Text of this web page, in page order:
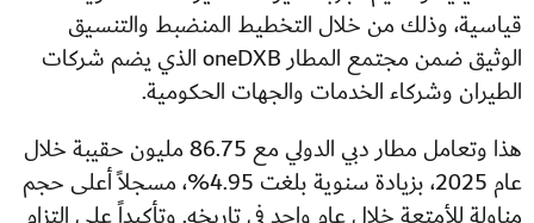
قياسية، وذلك من خلال التخطيط المنضبط والتنسيق
الوثيق ضمن مجتمع المطار oneDXB الذي يضم شركات
الطيران وشركاء الخدمات والجهات الحكومية.
هذا وتعامل مطار دبي الدولي مع 86.75 مليون حقيبة خلال
عام 2025، بزيادة سنوية بلغت 4.95%، مسجلاً أعلى حجم